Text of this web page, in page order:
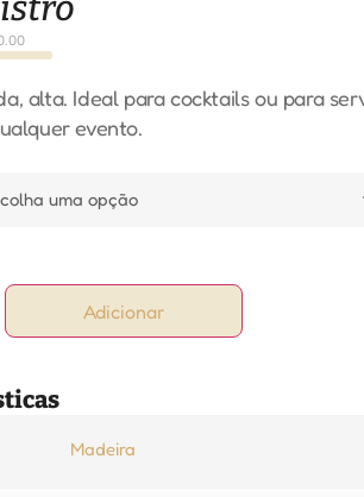
alta. Ideal para cocktails ou para
evento.
Adicionar
Madeira